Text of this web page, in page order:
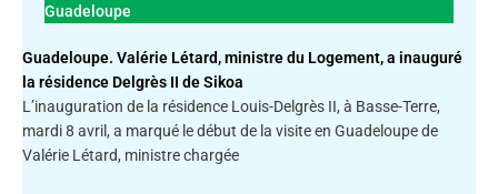
Guadeloupe
Guadeloupe. Valérie Létard, ministre du Logement, a inauguré
la résidence Delgrès II de Sikoa
L’inauguration de la résidence Louis-Delgrès II, à Basse-Terre,
mardi 8 avril, a marqué le début de la visite en Guadeloupe de
Valérie Létard, ministre chargée